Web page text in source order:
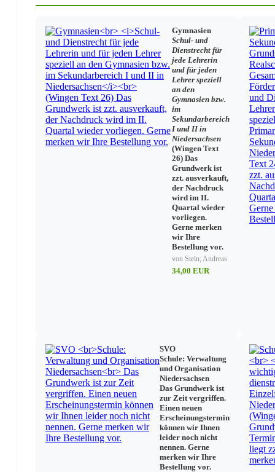
Ehrungen
Schwerbehinderte
Frauenförderung
Auslandsschuldienst
Angestellte
Personalvertretung
Mutterschutz
Arbeitszeit
Teilzeitbeschäftigung
Urlaub/Befreiungen
Nebenamtliche, nebenberufliche Tätigkeit
Besoldung/Versorgung/Steuern
Lehrerfort- und Weiterbildung
Jugendschutz/Jugendarbeitsschutz
Ausländische Schüler
Fördermaßnahmen
Unterricht
Unterrichtszeiten/Ferien
Schulfahrten
Schülerwettbewerbe
Unterrichtsfächer/-bereiche
Gymnasien
Schul- und
Dienstrecht für
jede Lehrerin
und für jeden
Lehrer speziell
an den
Gymnasien bzw.
im
Sekundarbereich
I und II in
Niedersachsen
(Wingen Text
26) Das
Grundwerk ist
zzt. ausverkauft,
der Nachdruck
wird im II.
Quartal wieder
vorliegen.
Gerne merken
wir Ihre
Bestellung vor.
von Stein; Andreas
34,00 EUR
SVO
Schule: Verwaltung
und Organisation
Niedersachsen
Das Grundwerk ist
zur Zeit vergriffen.
Einen neuen
Erscheinungstermin
können wir Ihnen
leider noch nicht
nennen. Gerne
merken wir Ihre
Bestellung vor.